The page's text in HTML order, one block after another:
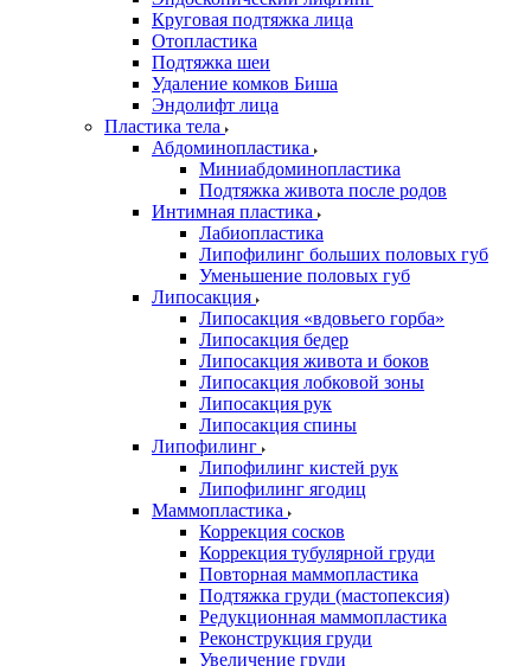
Круговая подтяжка лица
Отопластика
Подтяжка шеи
Удаление комков Биша
Эндолифт лица
Пластика тела
Абдоминопластика
Миниабдоминопластика
Подтяжка живота после родов
Интимная пластика
Лабиопластика
Липофилинг больших половых губ
Уменьшение половых губ
Липосакция
Липосакция «вдовьего горба»
Липосакция бедер
Липосакция живота и боков
Липосакция лобковой зоны
Липосакция рук
Липосакция спины
Липофилинг
Липофилинг кистей рук
Липофилинг ягодиц
Маммопластика
Коррекция сосков
Коррекция тубулярной груди
Повторная маммопластика
Подтяжка груди (мастопексия)
Редукционная маммопластика
Реконструкция груди
Увеличение груди